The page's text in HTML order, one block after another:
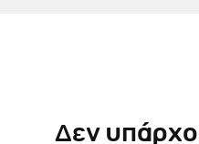
Δεν